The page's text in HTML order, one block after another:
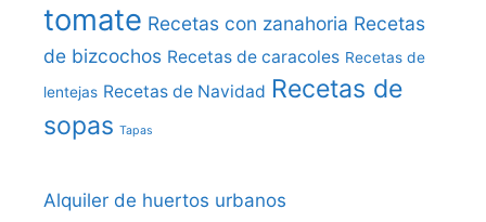
tomate Recetas con zanahoria Recetas
de bizcochos Recetas de caracoles Recetas de
lentejas Recetas de Navidad Recetas de
sopas Tapas
Alquiler de huertos urbanos